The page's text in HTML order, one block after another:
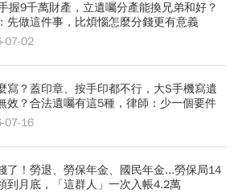
握9千萬財產，立遺囑分產能換兄弟和好？
先做這件事，比煩惱怎麼分錢更有意義
07-02
寫？蓋印章、按手印都不行，大S手機寫遺
效？合法遺囑有這5種，律師：少一個要件
07-16
了！勞退、勞保年金、國民年金...勞保局14
到月底，「這群人」一次入帳4.2萬